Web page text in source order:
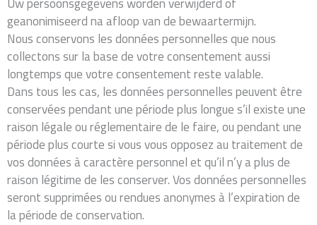
geanonimiseerd na afloop van de bewaartermijn.
Nous conservons les données personnelles que nous
collectons sur la base de votre consentement aussi
longtemps que votre consentement reste valable.
Dans tous les cas, les données personnelles peuvent être
conservées pendant une période plus longue s’il existe une
raison légale ou réglementaire de le faire, ou pendant une
période plus courte si vous vous opposez au traitement de
vos données à caractère personnel et qu’il n’y a plus de
raison légitime de les conserver. Vos données personnelles
seront supprimées ou rendues anonymes à l’expiration de
la période de conservation.